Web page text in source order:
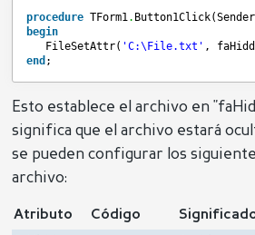
procedure TForm1.
begin
FileSetAttr( 'C:\File.txt' ,
end ;
Esto establece el archivo en
significa que el archivo estará
se pueden configurar los
archivo:
Atributo Código